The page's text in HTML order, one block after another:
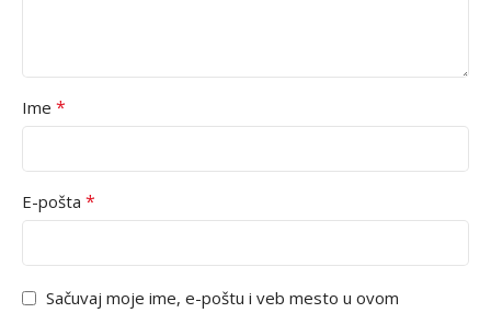
Ime *
E-pošta *
Sačuvaj moje ime, e-poštu i veb mesto u ovom